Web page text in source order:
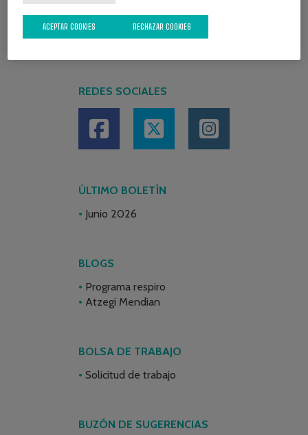
REDES SOCIALES
ÚLTIMO BOLETÍN
Junio 2026
BLOGS
Programa respiro
Atzegi Mendian
BOLSA DE TRABAJO
Solicitud de trabajo
BUZÓN DE SUGERENCIAS
RECHAZAR COOKIES
ACEPTAR COOKIES